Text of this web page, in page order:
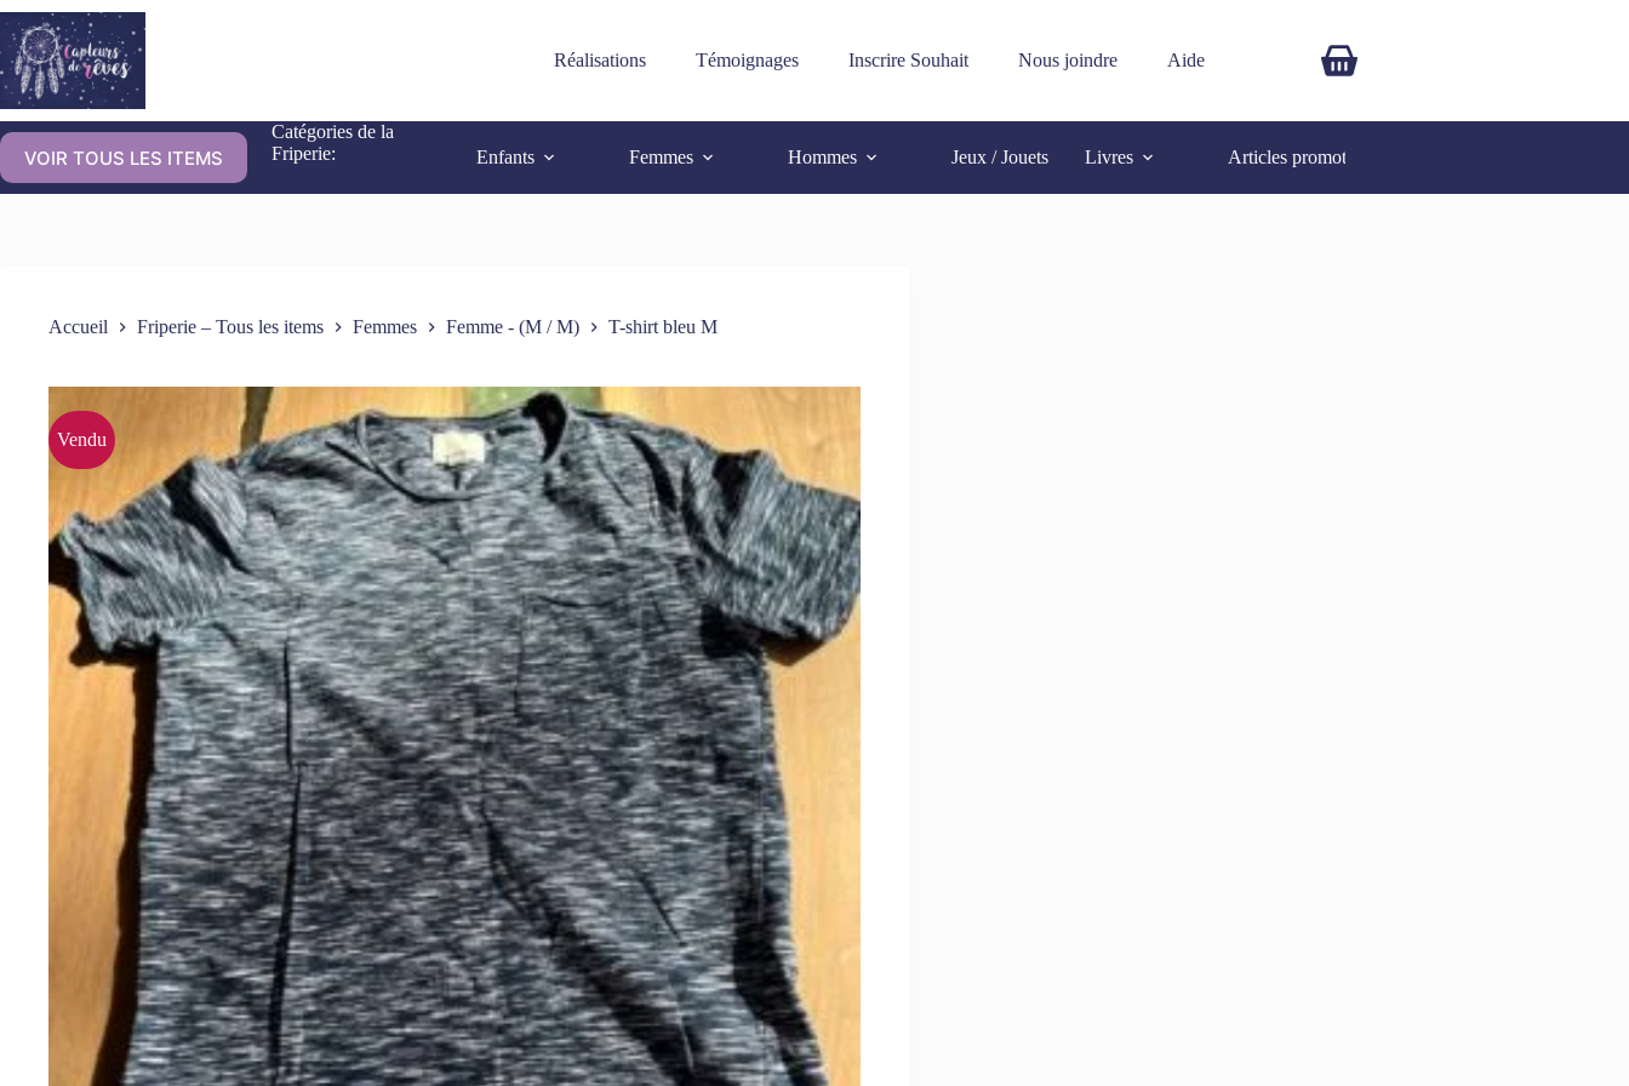
Réalisations Témoignages Inscrire Souhait Nous joindre Aide
VOIR TOUS LES ITEMS
Catégories de la
Friperie:
Enfants Femmes Hommes Jeux / Jouets Livres Articles promotionnels
Accueil Friperie – Tous les items Femmes Femme - (M / M) T-shirt bleu M
Vendu